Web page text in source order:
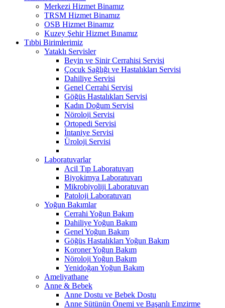
Merkezi Hizmet Binamız
TRSM Hizmet Binamız
OSB Hizmet Binamız
Kuzey Şehir Hizmet Bınamız
Tıbbi Birimlerimiz
Yataklı Servisler
Beyin ve Sinir Cerrahisi Servisi
Çocuk Sağlığı ve Hastalıkları Servisi
Dahiliye Servisi
Genel Cerrahi Servisi
Göğüs Hastalıkları Servisi
Kadın Doğum Servisi
Nöroloji Servisi
Ortopedi Servisi
İntaniye Servisi
Üroloji Servisi
Laboratuvarlar
Acil Tıp Laboratuvarı
Biyokimya Laboratuvarı
Mikrobiyoliji Laboratuvarı
Patoloji Laboratuvarı
Yoğun Bakımlar
Cerrahi Yoğun Bakım
Dahiliye Yoğun Bakım
Genel Yoğun Bakım
Göğüs Hastalıkları Yoğun Bakım
Koroner Yoğun Bakım
Nöroloji Yoğun Bakım
Yenidoğan Yoğun Bakım
Ameliyathane
Anne & Bebek
Anne Dostu ve Bebek Dostu
Anne Sütünün Önemi ve Başarılı Emzirme